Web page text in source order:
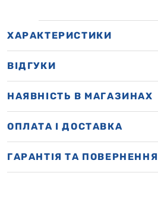
ХАРАКТЕРИСТИКИ
ВІДГУКИ
НАЯВНІСТЬ В МАГАЗИНАХ
OПЛАТА І ДОСТАВКА
ГАРАНТІЯ ТА ПОВЕРНЕННЯ